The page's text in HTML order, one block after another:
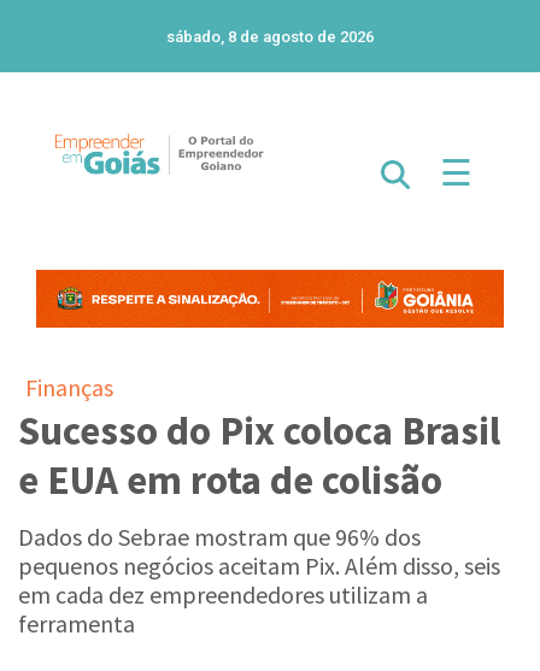
sábado, 8 de agosto de 2026
☰
Sucesso do Pix coloca Brasil
e EUA em rota de colisão
Dados do Sebrae mostram que 96% dos
pequenos negócios aceitam Pix. Além disso, seis
em cada dez empreendedores utilizam a
ferramenta